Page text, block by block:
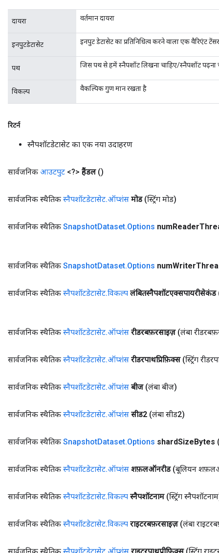
दायरा वर्तमान दायरा
इनपुटडेटासेट इनपुट डेटासेट का प्रतिनिधित्व करने वाला एक वैरिएंट
पथ जिस पथ से हमें स्नैपशॉट लिखना चाहिए/स्नैपशॉट पढ़ना
विकल्प वैकल्पिक गुण मान रखता है
रिटर्न
स्नैपशॉटडेटासेट का एक नया उदाहरण
सार्वजनिक आउटपुट <?> हैंडल ()
सार्वजनिक स्थैतिक स्नैपशॉटडेटासेट.ऑप्शंस मोड (स्ट्रिंग मोड)
सार्वजनिक स्थैतिक SnapshotDataset.Options numReader
सार्वजनिक स्थैतिक SnapshotDataset.Options numWriter
सार्वजनिक स्थैतिक स्नैपशॉटडेटासेट.विकल्प लंबितस्नैपशॉटएक्सपायरीसेकंड
सार्वजनिक स्थैतिक स्नैपशॉटडेटासेट.ऑप्शंस रीडरबफ़रसाइज़ (लंबा
सार्वजनिक स्थैतिक स्नैपशॉटडेटासेट.ऑप्शंस रीडरपाथप्रिफ़िक्स (स्ट्रिंग
सार्वजनिक स्थैतिक स्नैपशॉटडेटासेट.ऑप्शंस बीज (लंबा बीज)
सार्वजनिक स्थैतिक स्नैपशॉटडेटासेट.ऑप्शंस सीड2 (लंबा सीड2)
सार्वजनिक स्थैतिक SnapshotDataset.Options shardSizeBytes
सार्वजनिक स्थैतिक स्नैपशॉटडेटासेट.ऑप्शंस शफ़लऑनरीड (बूलियन
सार्वजनिक स्थैतिक स्नैपशॉटडेटासेट.विकल्प स्नैपशॉटनाम (स्ट्रिंग
सार्वजनिक स्थैतिक स्नैपशॉटडेटासेट.विकल्प राइटरबफ़रसाइज़ (लंबा